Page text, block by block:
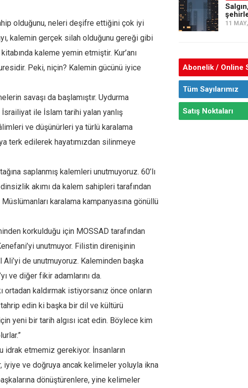
olduğunu, neleri deşifre ettiğini çok iyi
kalemin gerçek silah olduğunu gereği gibi
kaleme yemin etmiştir. Kur’anı
Peki, niçin? Kalemin gücünü iyice
savaşı da başlamıştır. Uydurma
ile İslam tarihi yalan yanlış
ve düşünürleri ya türlü karalama
terk edilerek hayatımızdan silinmeye
saplanmış kalemleri unutmuyoruz. 60’lı
akımı da kalem sahipleri tarafından
karalama kampanyasına gönüllü
korkulduğu için MOSSAD tarafından
unutmuyor. Filistin direnişinin
de unutmuyoruz. Kaleminden başka
ve diğer fikir adamlarını da.
ortadan kaldırmak istiyorsanız önce onların
edin ki başka bir dil ve kültürü
yeni bir tarih algısı icat edin. Böylece kim
etmemiz gerekiyor. İnsanların
ve doğruya ancak kelimeler yoluyla ikna
dönüştürenlere, yine kelimeler
11
Abonelik / Online
Tüm Sayılarımız
Satış Noktaları